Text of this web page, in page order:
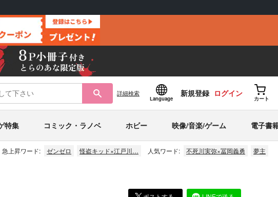
詳細検索
Language
新規登録 ログイン
カート
特集 コミック・ラノベ ホビー 映像/音楽/ゲーム 電子書
急上昇ワード: ゼンゼロ 怪盗キッド×江戸川… 人気ワード: 不死川実弥×冨岡義勇 夢主